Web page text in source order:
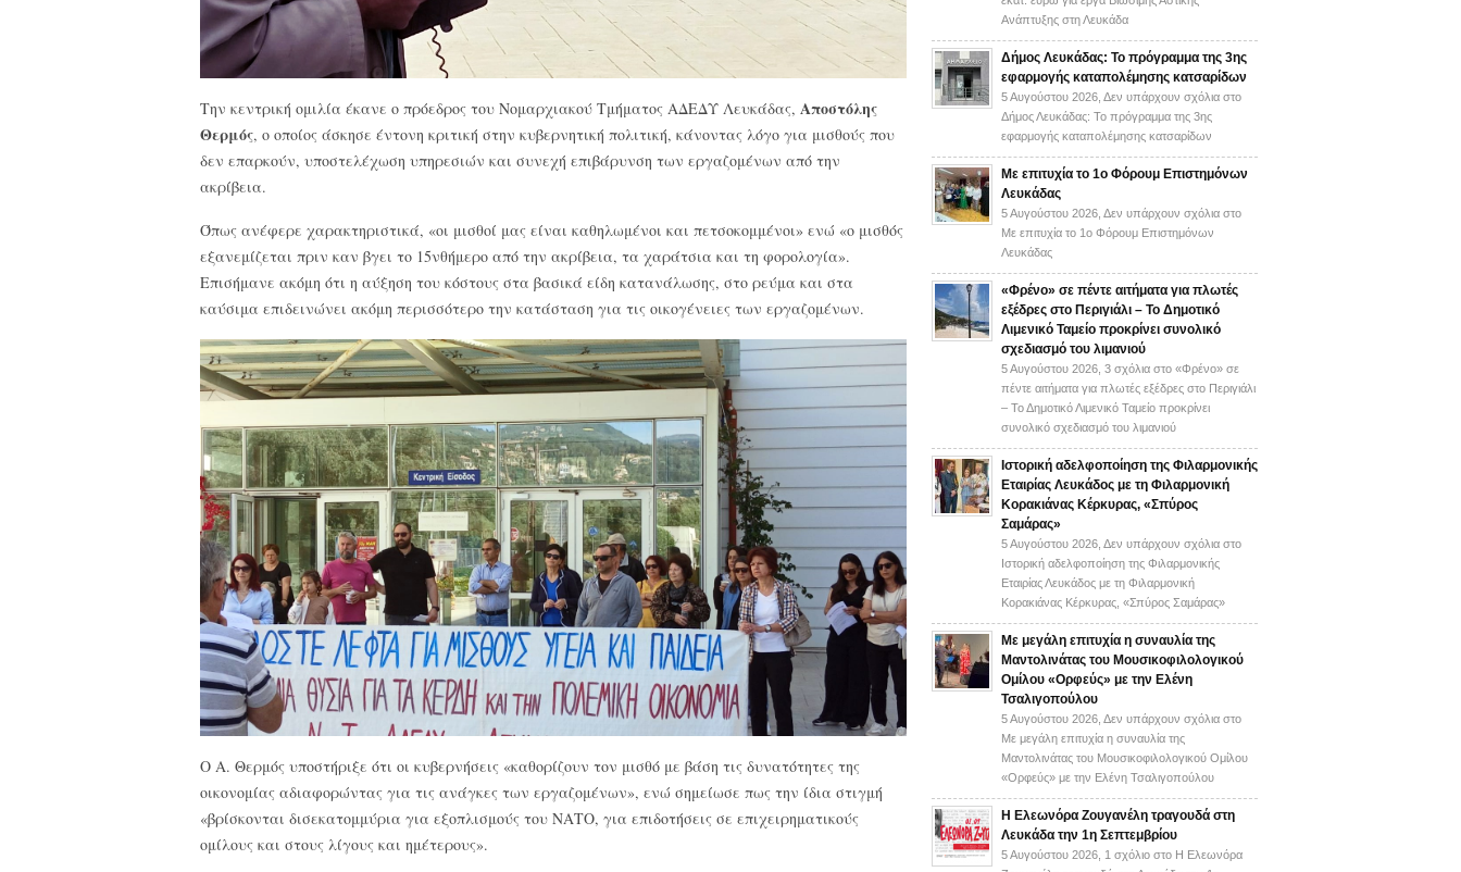
Την κεντρική ομιλία έκανε ο πρόεδρος του Νομαρχιακού Τμήματος ΑΔΕΔΥ Λευκάδας, Αποστόλης
Θερμός, ο οποίος άσκησε έντονη κριτική στην κυβερνητική πολιτική, κάνοντας λόγο για μισθούς που
δεν επαρκούν, υποστελέχωση υπηρεσιών και συνεχή επιβάρυνση των εργαζομένων από την
ακρίβεια.
Όπως ανέφερε χαρακτηριστικά, «οι μισθοί μας είναι καθηλωμένοι και πετσοκομμένοι» ενώ «ο μισθός
εξανεμίζεται πριν καν βγει το 15νθήμερο από την ακρίβεια, τα χαράτσια και τη φορολογία».
Επισήμανε ακόμη ότι η αύξηση του κόστους στα βασικά είδη κατανάλωσης, στο ρεύμα και στα
καύσιμα επιδεινώνει ακόμη περισσότερο την κατάσταση για τις οικογένειες των εργαζομένων.
Ο Α. Θερμός υποστήριξε ότι οι κυβερνήσεις «καθορίζουν τον μισθό με βάση τις δυνατότητες της
οικονομίας αδιαφορώντας για τις ανάγκες των εργαζομένων», ενώ σημείωσε πως την ίδια στιγμή
«βρίσκονται δισεκατομμύρια για εξοπλισμούς του ΝΑΤΟ, για επιδοτήσεις σε επιχειρηματικούς
ομίλους και στους λίγους και ημέτερους».
Ανάπτυξης στη Λευκάδα
Δήμος Λευκάδας: Το πρόγραμμα της 3ης
εφαρμογής καταπολέμησης κατσαρίδων
5 Αυγούστου 2026, Δεν υπάρχουν σχόλια στο
Δήμος Λευκάδας: Το πρόγραμμα της 3ης
εφαρμογής καταπολέμησης κατσαρίδων
Με επιτυχία το 1ο Φόρουμ Επιστημόνων
Λευκάδας
5 Αυγούστου 2026, Δεν υπάρχουν σχόλια στο
Με επιτυχία το 1ο Φόρουμ Επιστημόνων
Λευκάδας
«Φρένο» σε πέντε αιτήματα για πλωτές
εξέδρες στο Περιγιάλι – Το Δημοτικό
Λιμενικό Ταμείο προκρίνει συνολικό
σχεδιασμό του λιμανιού
5 Αυγούστου 2026, 3 σχόλια στο «Φρένο» σε
πέντε αιτήματα για πλωτές εξέδρες στο Περιγιάλι
– Το Δημοτικό Λιμενικό Ταμείο προκρίνει
συνολικό σχεδιασμό του λιμανιού
Ιστορική αδελφοποίηση της Φιλαρμονικής
Εταιρίας Λευκάδος με τη Φιλαρμονική
Κορακιάνας Κέρκυρας, «Σπύρος
Σαμάρας»
5 Αυγούστου 2026, Δεν υπάρχουν σχόλια στο
Ιστορική αδελφοποίηση της Φιλαρμονικής
Εταιρίας Λευκάδος με τη Φιλαρμονική
Κορακιάνας Κέρκυρας, «Σπύρος Σαμάρας»
Με μεγάλη επιτυχία η συναυλία της
Μαντολινάτας του Μουσικοφιλολογικού
Ομίλου «Ορφεύς» με την Ελένη
Τσαλιγοπούλου
5 Αυγούστου 2026, Δεν υπάρχουν σχόλια στο
Με μεγάλη επιτυχία η συναυλία της
Μαντολινάτας του Μουσικοφιλολογικού Ομίλου
«Ορφεύς» με την Ελένη Τσαλιγοπούλου
Η Ελεωνόρα Ζουγανέλη τραγουδά στη
Λευκάδα την 1η Σεπτεμβρίου
5 Αυγούστου 2026, 1 σχόλιο στο Η Ελεωνόρα